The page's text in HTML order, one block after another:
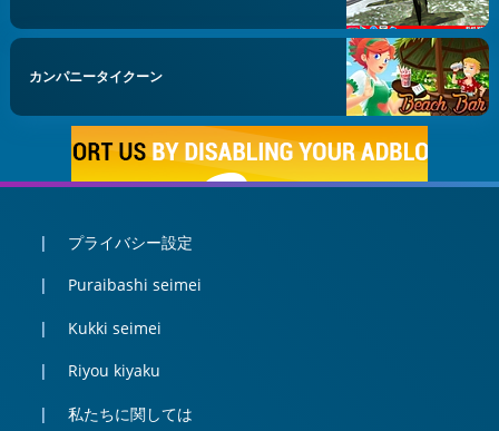
カンパニータイクーン
プライバシー設定
Puraibashi seimei
Kukki seimei
Riyou kiyaku
私たちに関しては